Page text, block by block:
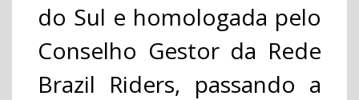
do Sul e homologada pelo
Conselho Gestor da Rede
Brazil Riders, passando a